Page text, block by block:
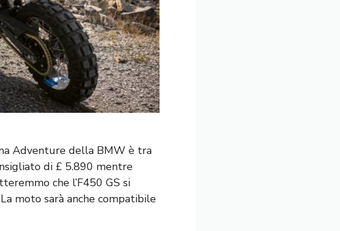
Adventure della BMW è tra
di £ 5.890 mentre
che l’F450 GS si
moto sarà anche compatibile